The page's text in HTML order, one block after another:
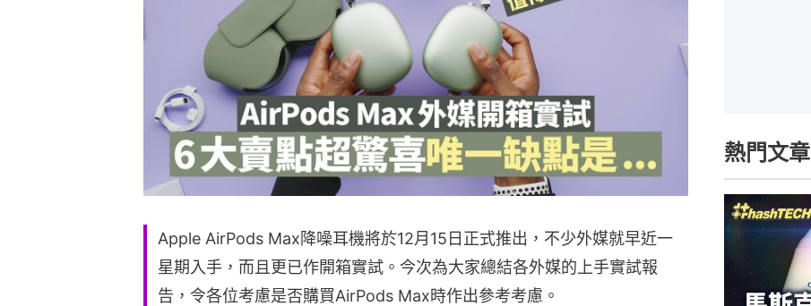
Apple AirPods Max降噪耳機將於12月15日正式推出，不少外媒就早近一
星期入手，而且更已作開箱實試。今次為大家總結各外媒的上手實試報
告，令各位考慮是否購買AirPods Max時作出參考考慮。
熱門文章